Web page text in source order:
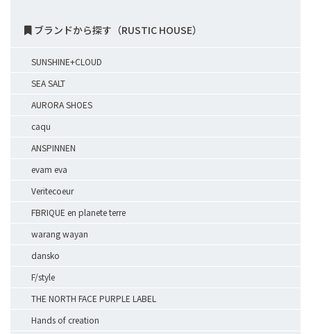
ブランドから探す（RUSTIC HOUSE）
SUNSHINE+CLOUD
SEA SALT
AURORA SHOES
caqu
ANSPINNEN
evam eva
Veritecoeur
FBRIQUE en planete terre
warang wayan
dansko
F/style
THE NORTH FACE PURPLE LABEL
Hands of creation